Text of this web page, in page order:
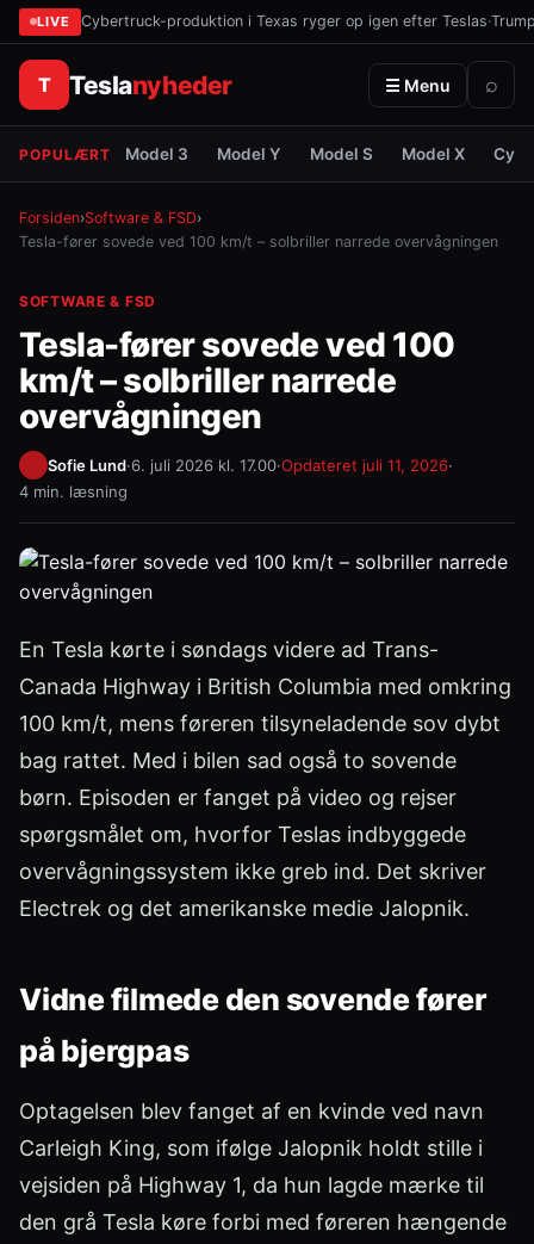
LIVE Cybertruck-produktion i Texas ryger op igen efter Teslas·
T Teslanyheder ☰ Menu ⌕
POPULÆRT Model 3 Model Y Model S Model X
Forsiden›Software & FSD›
Tesla-fører sovede ved 100 km/t – solbriller narrede overvågningen
SOFTWARE & FSD
Tesla-fører sovede ved 100
km/t – solbriller narrede
overvågningen
Sofie Lund·6. juli 2026 kl. 17.00·Opdateret juli 11, 2026·
4 min. læsning
En Tesla kørte i søndags videre ad Trans-
Canada Highway i British Columbia med omkring
100 km/t, mens føreren tilsyneladende sov dybt
bag rattet. Med i bilen sad også to sovende
børn. Episoden er fanget på video og rejser
spørgsmålet om, hvorfor Teslas indbyggede
overvågningssystem ikke greb ind. Det skriver
Electrek og det amerikanske medie Jalopnik.
Vidne filmede den sovende fører
på bjergpas
Optagelsen blev fanget af en kvinde ved navn
Carleigh King, som ifølge Jalopnik holdt stille i
vejsiden på Highway 1, da hun lagde mærke til
den grå Tesla køre forbi med føreren hængende